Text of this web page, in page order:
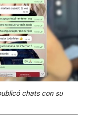
chats con su